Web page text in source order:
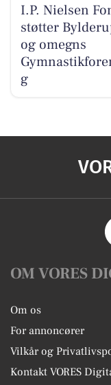
I.P. Nielsen
støtter
og omegns
g
OM VORES
Om os
For annoncører
Vilkår og
Kontakt VORES